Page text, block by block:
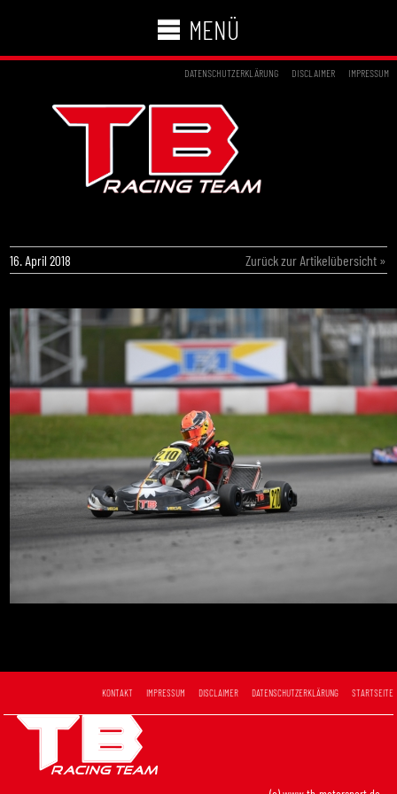
MENÜ
DATENSCHUTZERKLÄRUNG DISCLAIMER IMPRESSUM
16. April 2018 Zurück zur Artikelübersicht »
STARTSEITE
DATENSCHUTZERKLÄRUNG
DISCLAIMER
IMPRESSUM
KONTAKT